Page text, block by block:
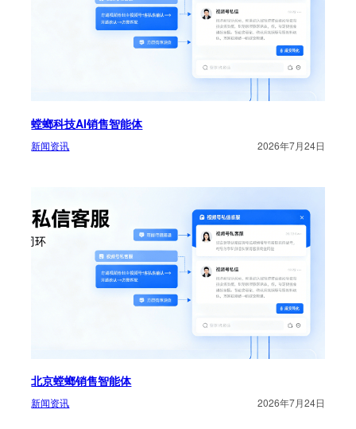
螳螂科技AI销售智能体
新闻资讯 2026年7月24日
北京螳螂销售智能体
新闻资讯 2026年7月24日